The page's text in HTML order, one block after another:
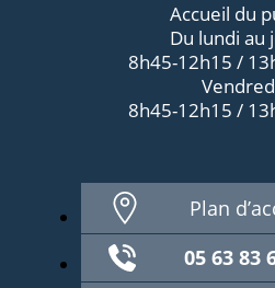
Accueil du
Du lundi au
8h45-12h15 /
8h45-12h15 /
Plan
05 63 83